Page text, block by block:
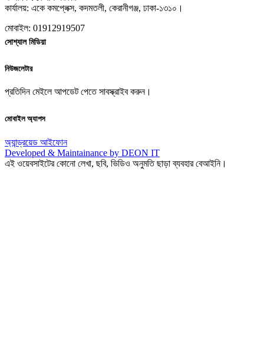
কার্যালয়: একে কমপ্লেক্স, কদমতলী, কেরানীগঞ্জ, ঢাকা-১৩১০।
মোবাইল: 01912919507
সোশ্যাল মিডিয়া
নিউজলেটার
প্রতিদিন মেইলে আপডেট পেতে সাবস্ক্রাইব করুন।
মোবাইল অ্যাপস
অ্যান্ড্রয়েড আইফোন
Developed & Maintainance by DEON IT
এই ওয়েবসাইটের কোনো লেখা, ছবি, ভিডিও অনুমতি ছাড়া ব্যবহার বেআইনি।